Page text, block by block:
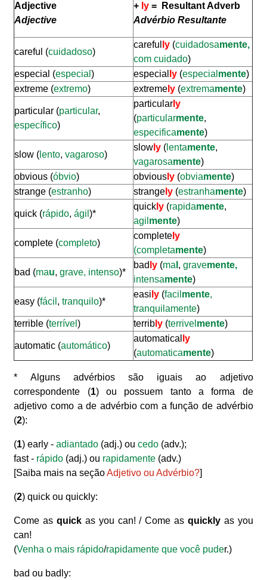
Adjective
Adjective
+ ly = Resultant Adverb
Advérbio Resultante
careful (cuidadoso)
careful ly (cuidadosamente,
com cuidado)
especial (especial) especial ly (especial mente)
extreme (extremo) extreme ly (extremamente)
particular (particular,
específico)
particular ly
(particularmente,
especificamente)
slow ( lento,vagaroso)
slow ly ( lentamente,
vagarosamente)
obvious (óbvio) obvious ly (obviamente)
strange (estranho) strange ly (estranhamente)
quick (rápido, ágil)*
quick ly (rapidamente,
agil mente)
complete (completo)
complete ly
(completamente)
bad (mau,grave, intenso)*
bad ly (ma ,gravemente,
intensamente)
easy (fácil ,tranquilo)*
easi ly (facil mente,
tranquilamente)
terrible (terrível) terrib ly (terrivel mente)
automatic (automático)
automatical ly
(automaticamente)
* Alguns advérbios são iguais ao adjetivo
correspondente (1) ou possuem tanto a forma de
adjetivo como a de advérbio com a função de advérbio
(2):
(1) early - adiantado (adj.) oucedo (adv.);
fast - rápido (adj.) ou rapidamente (adv.)
[Saiba mais na seçãoAdjetivo ou Advérbio?]
(2) quick ou quickly:
Come asquick as you can! / Come as quicklyas you
can!
(Venha o mais rápido/rapidamente que você puder.)
bad ou badly: